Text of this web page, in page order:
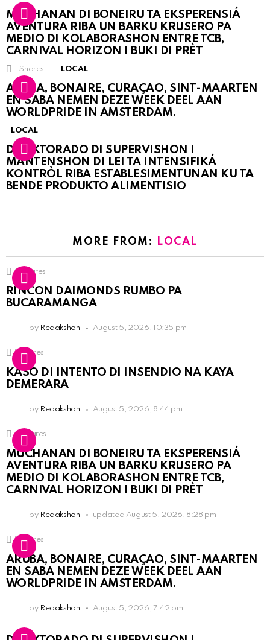
MUCHANAN DI BONEIRU TA EKSPERENSIÁ
AVENTURA RIBA UN BARKU KRUSERO PA
MEDIO DI KOLABORASHON ENTRE TCB,
CARNIVAL HORIZON I BUKI DI PRÈT
1 Shares LOCAL
ARUBA, BONAIRE, CURAÇAO, SINT-MAARTEN
EN SABA NEMEN DEZE WEEK DEEL AAN
WORLDPRIDE IN AMSTERDAM.
LOCAL
DIREKTORADO DI SUPERVISHON I
MANTENSHON DI LEI TA INTENSIFIKÁ
KONTRÒL RIBA ESTABLESIMENTUNAN KU TA
BENDE PRODUKTO ALIMENTISIO
MORE FROM: LOCAL
3 Shares
RINCON DAIMONDS RUMBO PA
BUCARAMANGA
by Redakshon August 5, 2026, 10:35 pm
1 Shares
KASO DI INTENTO DI INSENDIO NA KAYA
DEMERARA
by Redakshon August 5, 2026, 8:44 pm
2 Shares
MUCHANAN DI BONEIRU TA EKSPERENSIÁ
AVENTURA RIBA UN BARKU KRUSERO PA
MEDIO DI KOLABORASHON ENTRE TCB,
CARNIVAL HORIZON I BUKI DI PRÈT
by Redakshon updated August 5, 2026, 8:28 pm
1 Shares
ARUBA, BONAIRE, CURAÇAO, SINT-MAARTEN
EN SABA NEMEN DEZE WEEK DEEL AAN
WORLDPRIDE IN AMSTERDAM.
by Redakshon August 5, 2026, 7:42 pm